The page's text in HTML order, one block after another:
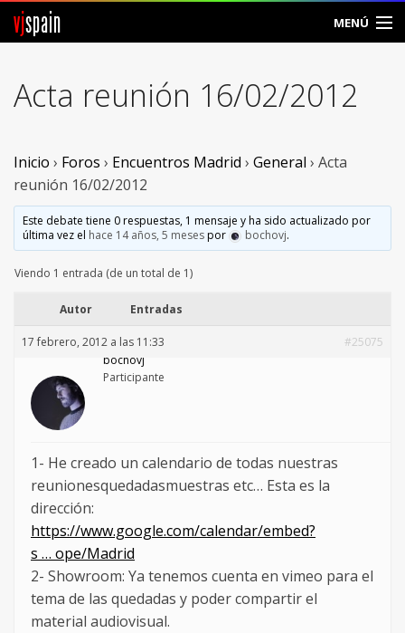
vjspain MENÚ
Foros
Vjspain
Ayuda
Contacto
Acta reunión 16/02/2012
Inicio › Foros › Encuentros Madrid › General › Acta
reunión 16/02/2012
Este debate tiene 0 respuestas, 1 mensaje y ha sido actualizado por
última vez el hace 14 años, 5 mesespor bochovj.
Viendo 1 entrada (de un total de 1)
Autor Entradas
17 febrero, 2012 a las 11:33
#25075
bochovj
Participante
1- He creado un calendario de todas nuestras
reunionesquedadasmuestras etc… Esta es la
dirección:
https://www.google.com/calendar/embed?
s … ope/Madrid
2- Showroom: Ya tenemos cuenta en vimeo para el
tema de las quedadas y poder compartir el
material audiovisual.